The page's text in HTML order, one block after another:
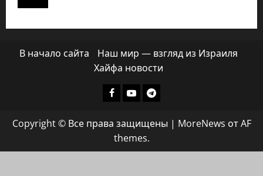
В начало сайта
Наш мир — взгляд из Израиля
Хайфа новости
Facebook
ХАЙФАИНФО
YoutubeТелеграмм
Copyright © Все права защищены | MoreNews от AF
themes.